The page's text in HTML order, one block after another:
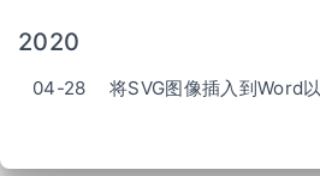
2020
04-28 将SVG图像插入到Word